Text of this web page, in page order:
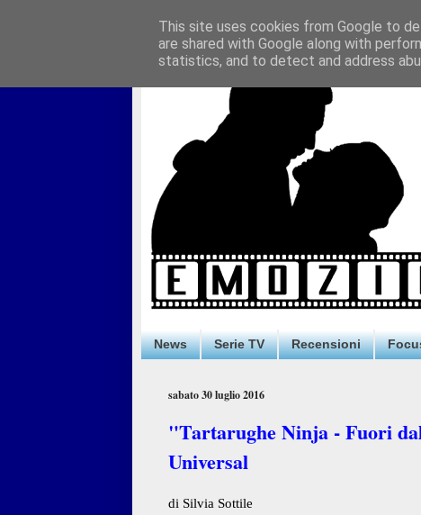
News Serie TV Recensioni
sabato 30 luglio 2016
"Tartarughe Ninja - Fuori
Universal
di Silvia Sottile
This site uses cookies from Google to
are shared with Google along with
statistics, and to detect and address